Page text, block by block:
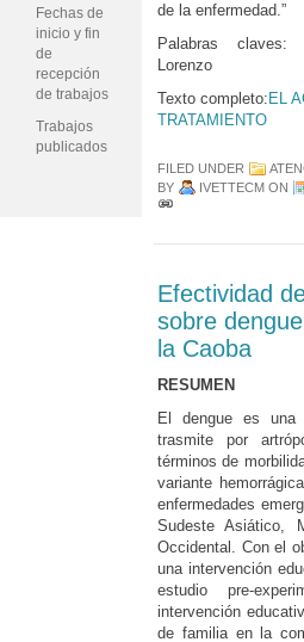
de la enfermedad.”
Palabras claves:
Lorenzo
Texto completo: EL
TRATAMIENTO
FILED UNDER
BY
IVETTECM ON
Efectividad
sobre
la Caoba
RESUMEN
El dengue es una
trasmite por
términos de
variante
enfermedades
Sudeste Asiático,
Occidental. Con el
una intervención
estudio pre-
intervención
de familia en la
Fechas de
inicio y fin
de
recepción
de trabajos
Trabajos
publicados